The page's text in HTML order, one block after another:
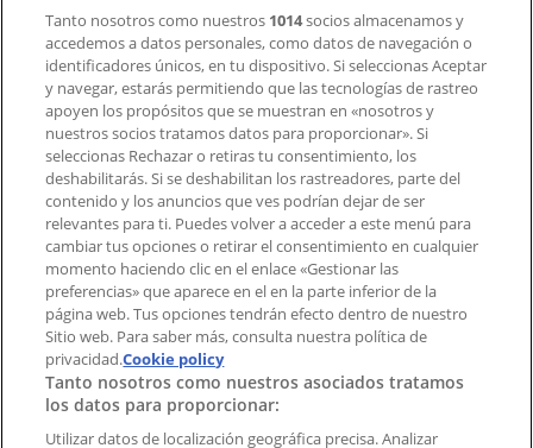
Contacto comercial y de marketing
Tienda mal colocada en el mapa
Notificar un folleto
¿Encontraste un problema en la web o en la
aplicación?
Índices
Marcas
Marcas locales
Negocios
Negocios cercanos
Productos
Productos locales
Tanto nosotros como nuestros 1014socios almacenamos y
accedemos a datos personales, como datos de navegación o
identificadores únicos, en tu dispositivo. Si seleccionas Aceptar
y navegar, estarás permitiendo que las tecnologías de rastreo
apoyen los propósitos que se muestran en «nosotros y
nuestros socios tratamos datos para proporcionar». Si
seleccionas Rechazar o retiras tu consentimiento, los
deshabilitarás. Si se deshabilitan los rastreadores, parte del
contenido y los anuncios que ves podrían dejar de ser
relevantes para ti. Puedes volver a acceder a este menú para
cambiar tus opciones o retirar el consentimiento en cualquier
momento haciendo clic en el enlace «Gestionar las
preferencias» que aparece en el en la parte inferior de la
página web. Tus opciones tendrán efecto dentro de nuestro
Sitio web. Para saber más, consulta nuestra política de
privacidad.Cookie policy
Tanto nosotros como nuestros asociados tratamos
los datos para proporcionar:
Utilizar datos de localización geográfica precisa. Analizar